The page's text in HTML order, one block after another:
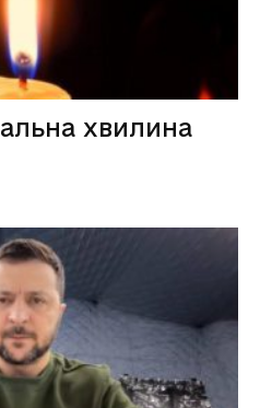
хвилина